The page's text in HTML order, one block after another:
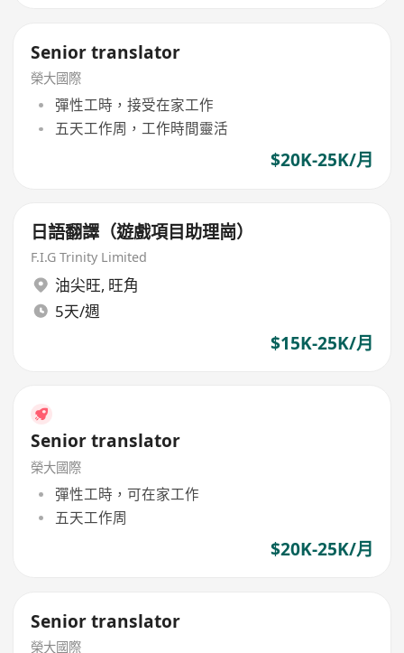
Senior translator
榮大國際
彈性工時，接受在家工作
五天工作周，工作時間靈活
$20K-25K/月
日語翻譯（遊戲項目助理崗）
F.I.G Trinity Limited
油尖旺, 旺角
5天/週
$15K-25K/月
Senior translator
榮大國際
彈性工時，可在家工作
五天工作周
$20K-25K/月
Senior translator
榮大國際